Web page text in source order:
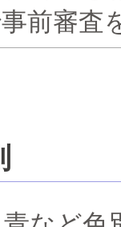
事前審査